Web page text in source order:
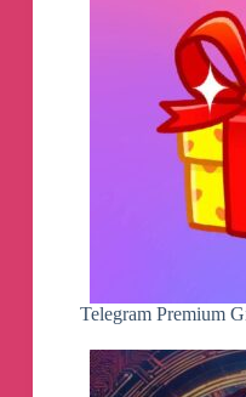
Telegram Premium